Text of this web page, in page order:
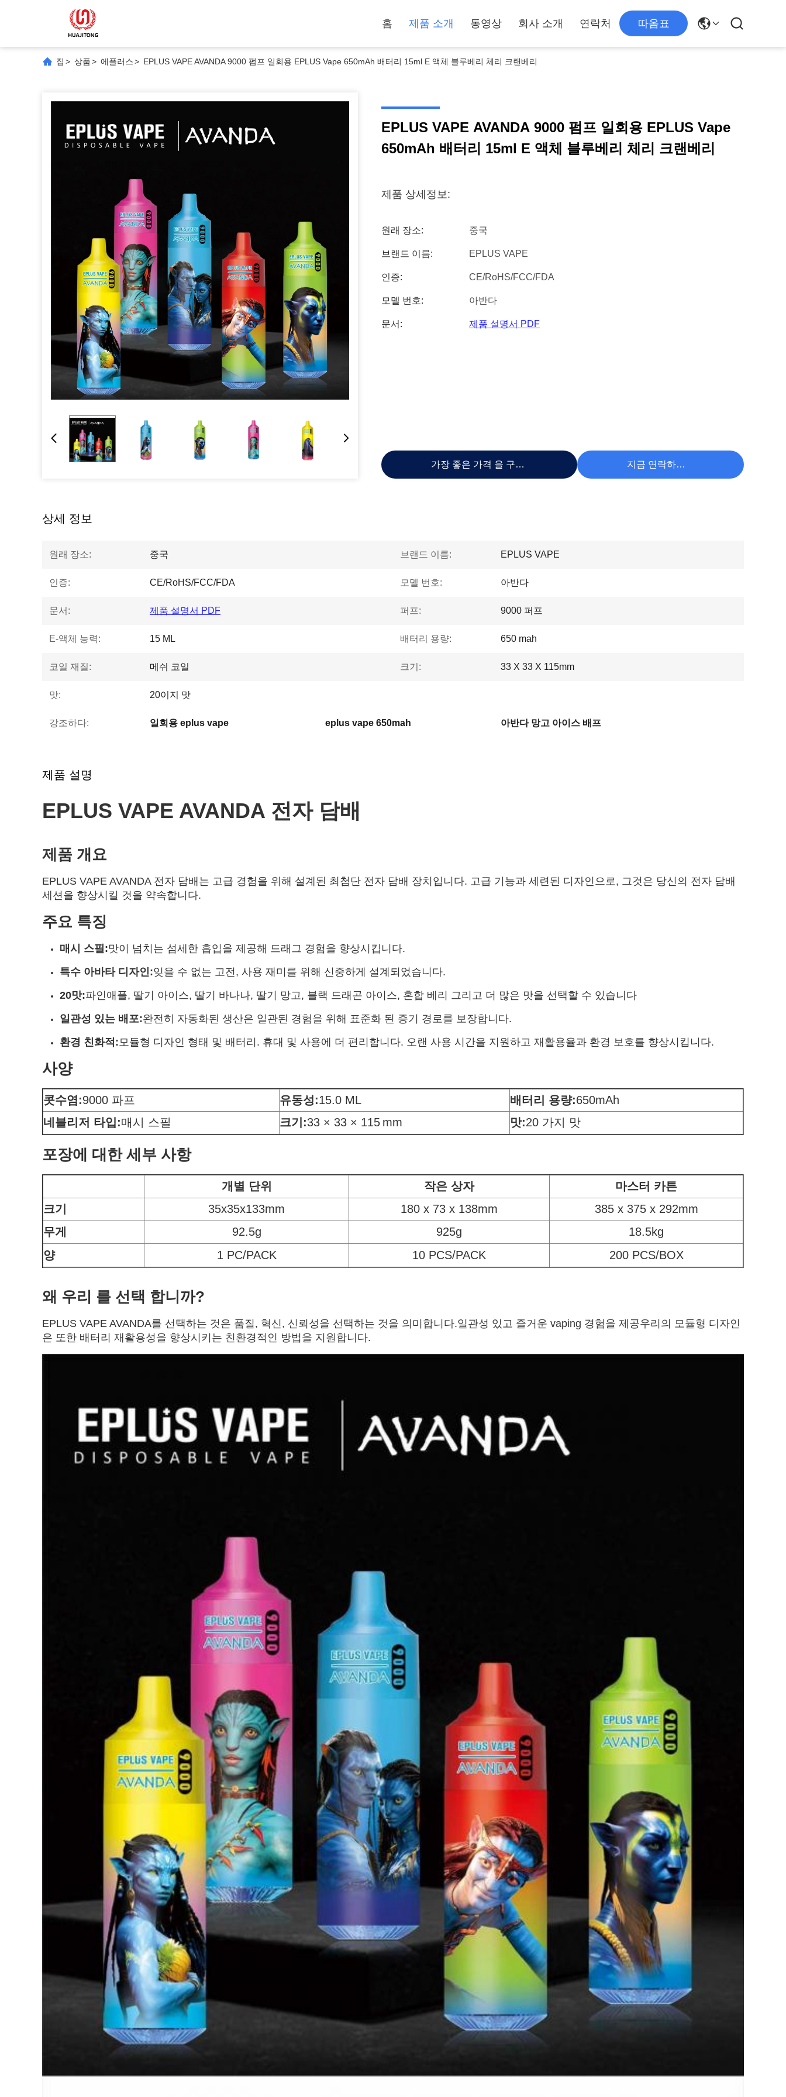
홈 제품 소개 동영상 회사 소개 연락처 따옴표
집 > 상품> 에플러스> EPLUS VAPE AVANDA 9000 펌프 일회용 EPLUS Vape 650mAh 배터리 15ml E 액체 블루베리 체리 크랜베리
EPLUS VAPE AVANDA 9000 펌프 일회용 EPLUS Vape
650mAh 배터리 15ml E 액체 블루베리 체리 크랜베리
제품 상세정보:
원래 장소: 중국
브랜드 이름: EPLUS VAPE
인증: CE/RoHS/FCC/FDA
모델 번호: 아반다
문서: 제품 설명서 PDF
가장 좋은 가격 을 구하라 지금 연락하세요
상세 정보
원래 장소: 중국 브랜드 이름: EPLUS VAPE
인증: CE/RoHS/FCC/FDA 모델 번호: 아반다
문서: 제품 설명서 PDF 퍼프: 9000 퍼프
E-액체 능력: 15 ML 배터리 용량: 650 mah
코일 재질: 메쉬 코일 크기: 33 X 33 X 115mm
맛: 20이지 맛
강조하다: 일회용 eplus vape eplus vape 650mah 아반다 망고 아이스 배프
제품 설명
EPLUS VAPE AVANDA 전자 담배
제품 개요
EPLUS VAPE AVANDA 전자 담배는 고급 경험을 위해 설계된 최첨단 전자 담배 장치입니다. 고급 기능과 세련된 디자인으로, 그것은 당신의 전자 담배
세션을 향상시킬 것을 약속합니다.
주요 특징
매시 스필:맛이 넘치는 섬세한 흡입을 제공해 드래그 경험을 향상시킵니다.
특수 아바타 디자인:잊을 수 없는 고전, 사용 재미를 위해 신중하게 설계되었습니다.
20맛:파인애플, 딸기 아이스, 딸기 바나나, 딸기 망고, 블랙 드래곤 아이스, 혼합 베리 그리고 더 많은 맛을 선택할 수 있습니다
일관성 있는 배포:완전히 자동화된 생산은 일관된 경험을 위해 표준화 된 증기 경로를 보장합니다.
환경 친화적:모듈형 디자인 형태 및 배터리. 휴대 및 사용에 더 편리합니다. 오랜 사용 시간을 지원하고 재활용율과 환경 보호를 향상시킵니다.
사양
콧수염:9000 파프 유동성:15.0 ML 배터리 용량:650mAh
네블리저 타입:매시 스필 크기:33 × 33 × 115 mm 맛:20 가지 맛
포장에 대한 세부 사항
개별 단위 작은 상자
마스터 카튼
크기
35x35x133mm 180 x 73 x 138mm
385 x 375 x 292mm
무게
92.5g 925g
18.5kg
양
1 PC/PACK 10 PCS/PACK 200 PCS/BOX
왜 우리 를 선택 합니까?
EPLUS VAPE AVANDA를 선택하는 것은 품질, 혁신, 신뢰성을 선택하는 것을 의미합니다.일관성 있고 즐거운 vaping 경험을 제공우리의 모듈형 디자인
은 또한 배터리 재활용성을 향상시키는 친환경적인 방법을 지원합니다.